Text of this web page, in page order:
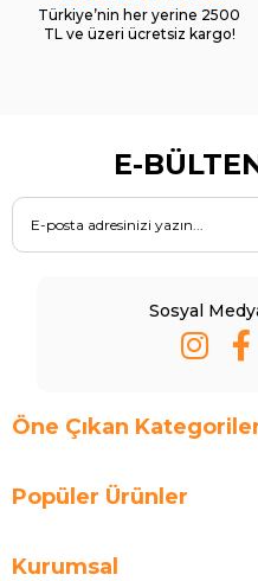
Türkiye’nin her yerine 2500
TL ve üzeri ücretsiz kargo!
E-
Sosyal
Öne Çıkan
Popüler Ürünler
Kurumsal